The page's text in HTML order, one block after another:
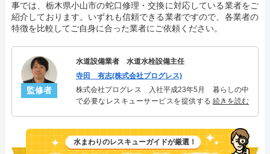
事では、栃木県小山市の蛇口修理・交換に対応している業者をご
紹介しております。いずれも信頼できる業者ですので、各業者の
特徴を比較してご自身に合った業者にご依頼ください。
監修者
水道設備業者 水道水栓設備主任
寺田 有志(株式会社プログレス)
株式会社プログレス 入社平成23年5月 暮らしの中
で必要なレスキューサービスを提供する株式会社プ
ブルを解決。多くのお客様に信頼される「水道水
栓」のスペシャリスト。
続きを読む
水まわりのレスキューガイドが厳選！